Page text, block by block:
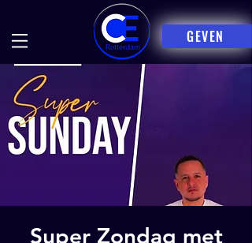
GEVEN
Super Zondag met